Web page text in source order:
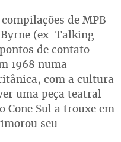
de MPB
(ex-Talking
de contato
1968 numa
com a cultura
uma peça teatral
Cone Sul a trouxe em
seu